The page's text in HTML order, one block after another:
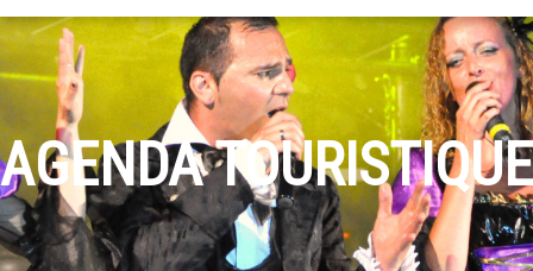
AGENDA TOURISTIQUE